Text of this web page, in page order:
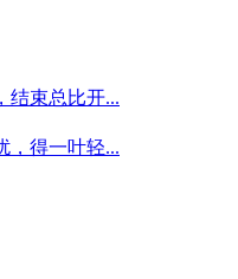
结束总比开...
，得一叶轻...